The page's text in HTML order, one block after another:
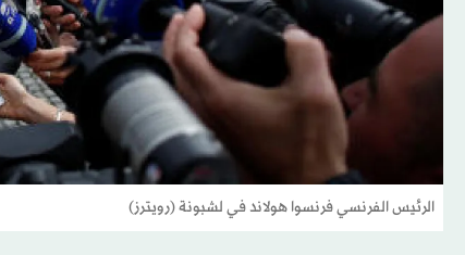
الرئيس الفرنسي فرنسوا هولاند في لشبونة (رويترز)